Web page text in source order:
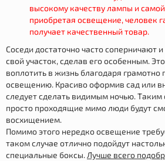
высокому качеству лампы и
приобретая освещение, человек
получает качественный товар.
Соседи достаточно часто соперничают
свой участок, сделав его особенным.
воплотить в жизнь благодаря грамотно
освещению. Красиво оформив сад или
следует сделать видимым ночью. Таким
просто проходящие мимо люди будут
восхищением.
Помимо этого нередко освещение
таком случае отлично подойдут
специальные боксы.Лучше всего